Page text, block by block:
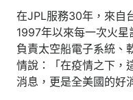
在JPL服務30年，來自
1997年以來每一次火星
負責太空船電子系統、
情說：「在疫情之下，
消息，更是全美國的好